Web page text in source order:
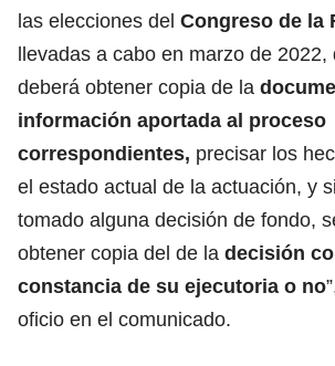
las elecciones del Congreso de la
llevadas a cabo en marzo de 2022,
deberá obtener copia de la
información aportada al proceso
correspondientes, precisar los
el estado actual de la actuación, y
tomado alguna decisión de fondo,
obtener copia del de la decisión
constancia de su ejecutoria o no
oficio en el comunicado.